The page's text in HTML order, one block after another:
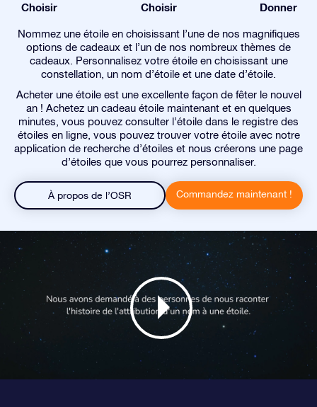
Choisir Choisir Donner
Nommez une étoile en choisissant l’une de nos magnifiques
options de cadeaux et l’un de nos nombreux thèmes de
cadeaux. Personnalisez votre étoile en choisissant une
constellation, un nom d’étoile et une date d’étoile.
Acheter une étoile est une excellente façon de fêter le nouvel
an ! Achetez un cadeau étoile maintenant et en quelques
minutes, vous pouvez consulter l’étoile dans le registre des
étoiles en ligne, vous pouvez trouver votre étoile avec notre
application de recherche d’étoiles et nous créerons une page
d’étoiles que vous pourrez personnaliser.
À propos de l’OSR Commandez maintenant !